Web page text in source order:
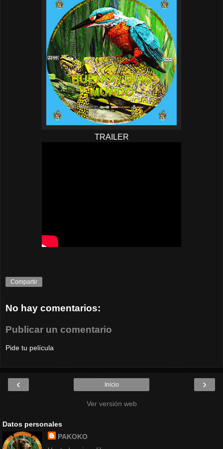
TRAILER
Compartir
No hay comentarios:
Publicar un comentario
Pide tu película
‹ ›
Inicio
Ver versión web
Datos personales
PAKOKO